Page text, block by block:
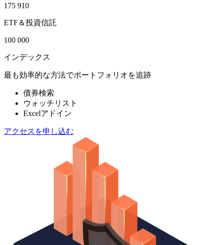
175 910
ETF＆投資信託
100 000
インデックス
最も効率的な方法でポートフォリオを追跡
債券検索
ウォッチリスト
Excelアドイン
アクセスを申し込む